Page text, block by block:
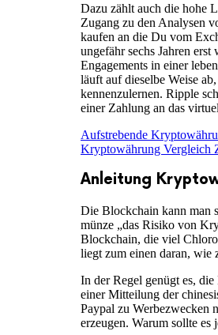
Dazu zählt auch die hohe
Zugang zu den Analysen
kaufen an die Du vom
ungefähr sechs Jahren
Engagements in einer
läuft auf dieselbe Weise
kennenzulernen. Ripple
einer Zahlung an das
Aufstrebende
Kryptowährung Vergleich
Anleitung
Die Blockchain kann man
münze „das Risiko von
Blockchain, die viel
liegt zum einen daran, wie
In der Regel genügt es,
einer Mitteilung der
Paypal zu Werbezwecken
erzeugen. Warum sollte